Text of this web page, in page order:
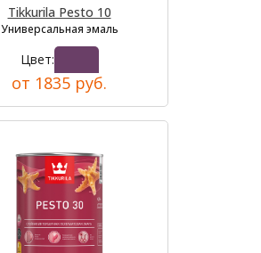
Tikkurila Pesto 10
Универсальная эмаль
Цвет:
от 1835 руб.